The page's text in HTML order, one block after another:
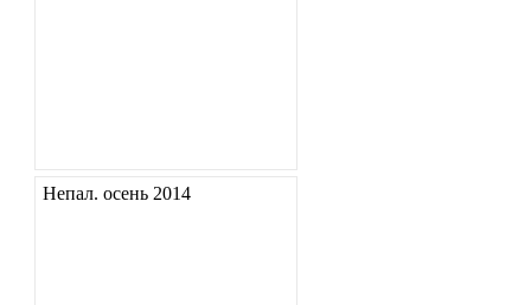
Непал. осень 2014